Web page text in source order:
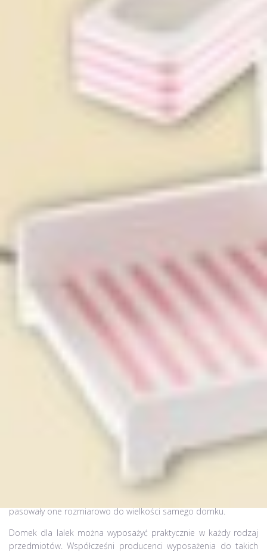
niektóre modele domków od razu wyposażone są w wielu
zabawy, ale tańsze modele sprzedawane są jedynie z kilkoma
podstawowymi meblami, które warto zastąpić nowym, bardziej
eleganckim wyposażeniem. Meble do domków dla lalek kupić
pasowały one rozmiarowo do wielkości samego domku.
Domek dla lalek można wyposażyć praktycznie w każdy rodzaj
przedmiotów. Współcześni producenci wyposażenia do takich